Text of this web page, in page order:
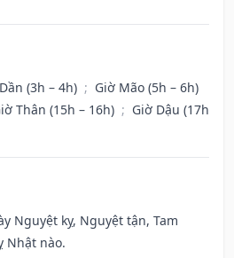
(3h – 4h) ; Giờ Mão (5h – 6h)
Thân (15h – 16h) ; Giờ Dậu (17h
Nguyệt kỵ, Nguyệt tận, Tam
Nhật nào.